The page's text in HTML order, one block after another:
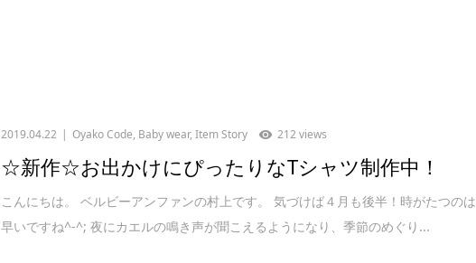
2019.04.22 Oyako Code, Baby wear,Item Story 212 views
☆新作☆お出かけにぴったりなTシャツ制作中！
こんにちは。 ベルビーアンファンの村上です。 気づけば４月も後半！時がたつのは
早いですね^-^; 夜にカエルの鳴き声が聞こえるようになり、季節のめぐり...